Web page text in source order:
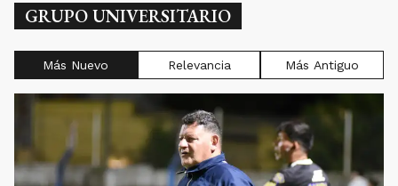
GRUPO UNIVERSITARIO
Más Nuevo Relevancia Más Antiguo